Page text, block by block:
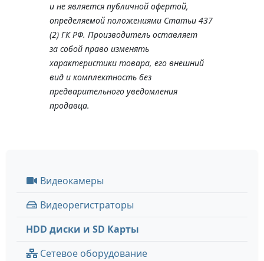
и не является публичной офертой,
определяемой положениями Статьи 437
(2) ГК РФ. Производитель оставляет
за собой право изменять
характеристики товара, его внешний
вид и комплектность без
предварительного уведомления
продавца.
Видеокамеры
Видеорегистраторы
HDD диски и SD Карты
Сетевое оборудование